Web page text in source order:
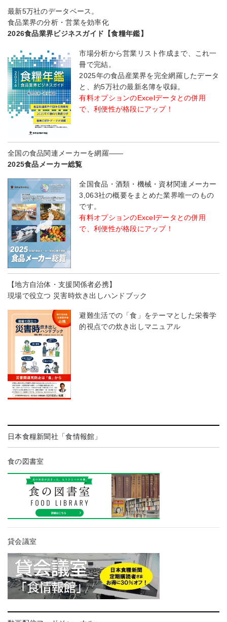
最新5万社のデータベース。
食品業界の分析・営業を効率化
2026食品業界ビジネスガイド【食糧年鑑】
市場分析から営業リスト作成まで、これ一
冊で完結。
2025年の食品産業界を完全網羅したデータ
と、約5万社の最新名簿を収録。
有料オプションのExcelデータとの併用
で、利便性が格段にアップ！
全国の食品関連メーカーを網羅――
2025食品メーカー総覧
全国食品・酒類・機械・資材関連メーカー
3,063社の概要をまとめた業界唯一のもの
です。
有料オプションのExcelデータとの併用
で、利便性が格段にアップ！
【地方自治体・支援関係者必携】
現場で役立つ 災害時炊き出しハンドブック
避難生活での「食」をテーマとした栄養学
的視点での炊き出しマニュアル
日本食糧新聞社「食情報館」
食の図書室
貸会議室